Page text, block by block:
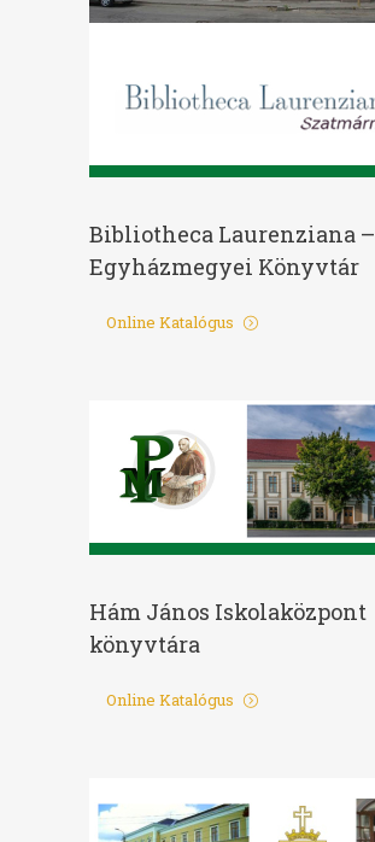
Bibliotheca Laurenziana –
Egyházmegyei Könyvtár
Online Katalógus
Hám János Iskolaközpont
könyvtára
Online Katalógus